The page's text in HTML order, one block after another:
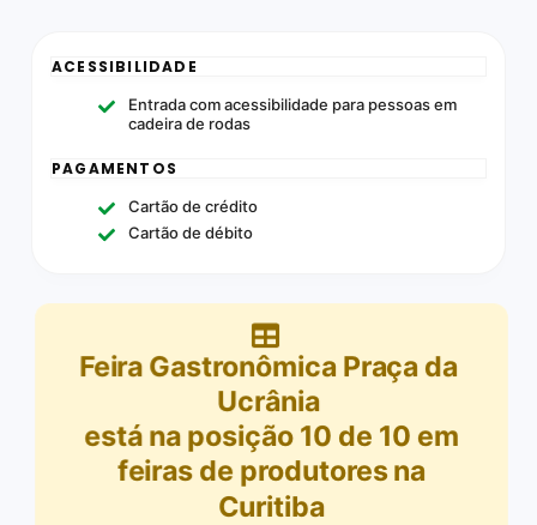
ACESSIBILIDADE
Entrada com acessibilidade para pessoas em
cadeira de rodas
PAGAMENTOS
Cartão de crédito
Cartão de débito
Feira Gastronômica Praça da
Ucrânia
está na posição 10 de 10 em
feiras de produtores na
Curitiba